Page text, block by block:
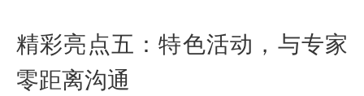
精彩亮点五：特色活动，与专家
零距离沟通